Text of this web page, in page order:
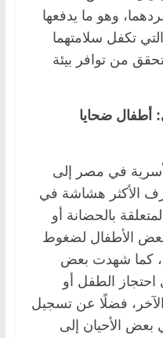
وهو ما يدفعها
تكفل سلامتهما
من توافر بيئة
أطفال ضحايا
في مصر إلى
الأكثر هشاشة في
بالحضانة أو
بعض الأطفال لضغوط
كما شهدت بعض
احتجاز الطفل أو
فضلًا عن تسجيل
الأحيان إلى